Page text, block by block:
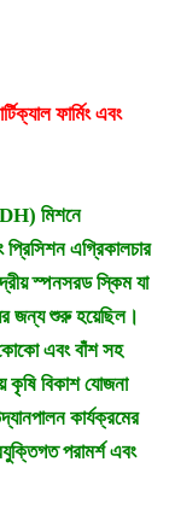
ফার্মিং এবং
মিশনে
প্রিসিশন এগ্রিকালচার
স্পনসরড স্কিম যা
জন্য শুরু হয়েছিল।
এবং বাঁশ সহ
কৃষি বিকাশ যোজনা
কার্যক্রমের
পরামর্শ এবং